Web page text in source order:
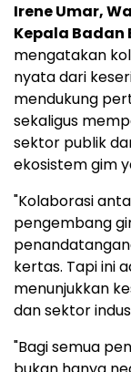
Irene Umar,
Kepala Badan
mengatakan
nyata dari
mendukung
sekaligus
sektor publik
ekosistem gim
"Kolaborasi
pengembang
kertas. Tapi ini
menunjukkan
dan sektor
"Bagi semua